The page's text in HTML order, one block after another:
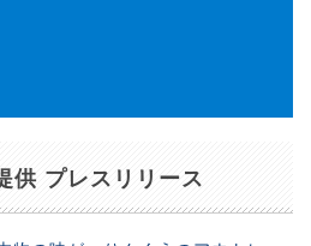
供 プレスリリース